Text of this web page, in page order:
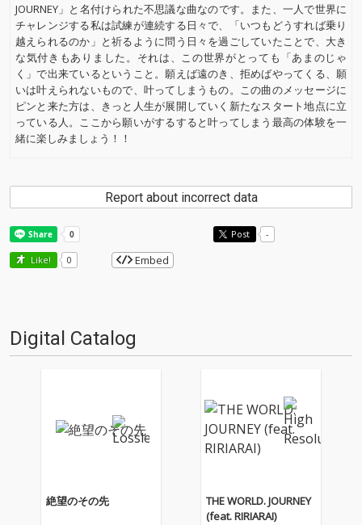
JOURNEY」と名付けられた不思議な曲なのです。また、一人で世界に
チャレンジする私は試練が連続する日々で、「いつもどうすれば乗り
越えられるのか」と祈るように問う日々を過ごしていたことで、大き
な気付きもありました。それは、この世界がとっても「あまのじゃ
く」で出来ているということ。願えば遠のき、拒めばやってくる、願
いは叶えられないもので、叶ってしまうもの。この曲のメッセージに
ピンと来た方は、きっと人生が展開していく新たなスタート地点に立
っている人。ここから願いがするすると叶ってしまう最高の体験を一
緒に楽しみましょう！！
Report about incorrect data
Post -
Like! 0 Embed
Digital Catalog
絶望のその先
THE WORLD. JOURNEY
(feat. RIRIARAI)